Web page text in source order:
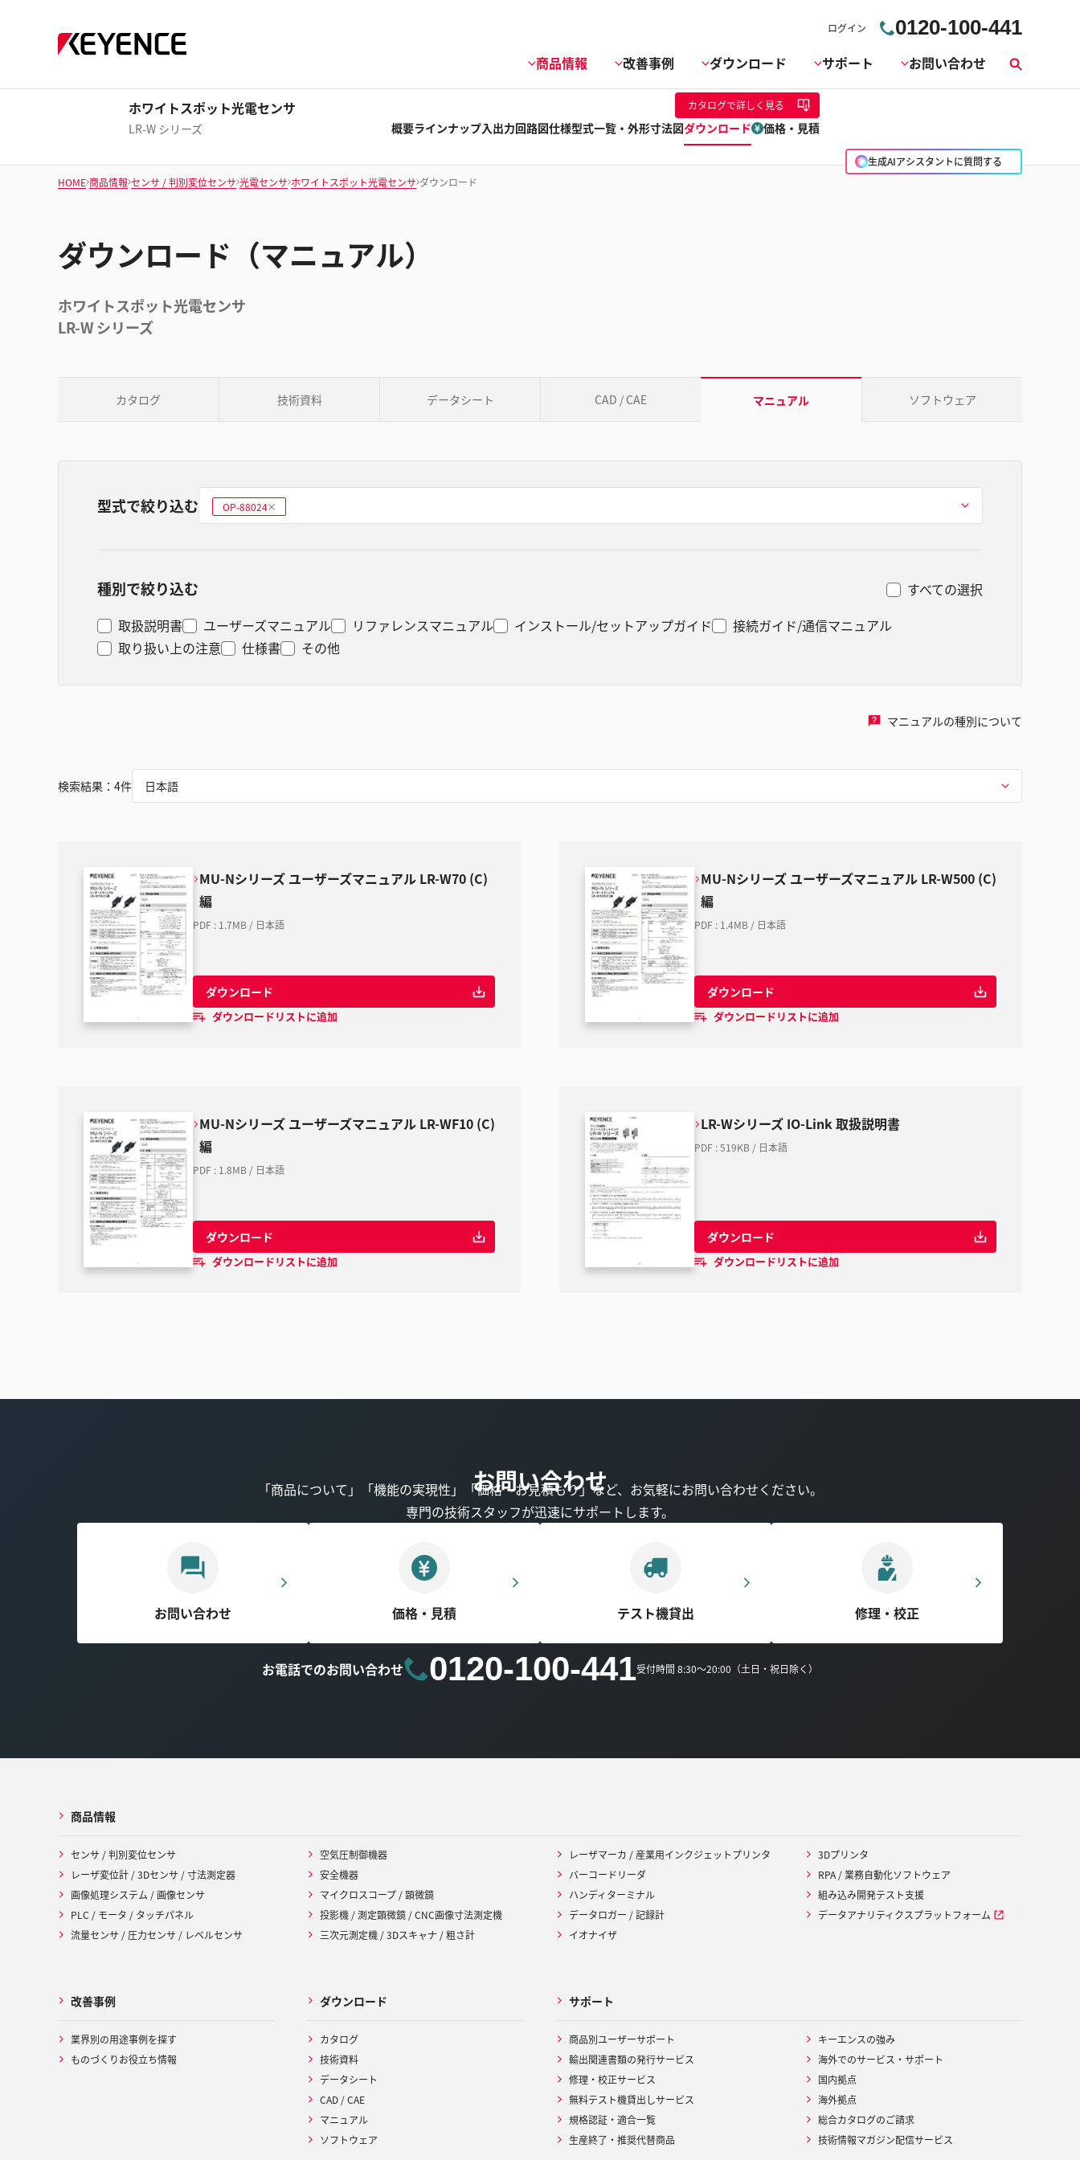
ログイン 0120-100-441
商品情報 改善事例 ダウンロード サポート お問い合わせ
索
ホワイトスポット光電センサ
LR-W シリーズ
生成AIアシスタントに質問する
カタログで詳しく見る
概要ラインナップ入出力回路図仕様型式一覧・外形寸法図ダウンロード 価格・見積
HOME 商品情報 センサ / 判別変位センサ 光電センサ ホワイトスポット光電センサ ダウンロード
ダウンロード（マニュアル）
ホワイトスポット光電センサ
LR-W シリーズ
カタログ 技術資料 データシート CAD / CAE マニュアル ソフトウェア
型式で絞り込む 型式を選ぶ
OP-88024削
除
種別で絞り込む
取扱説明書 ユーザーズマニュアル リファレンスマニュアル インストール/セットアップガイド
接続ガイド/通信マニュアル
取り扱い上の注意
仕様書 その他
すべての選択
マニュアルの種別について
検索結果： 4件 日本語
MU-Nシリーズ ユーザーズマニュアル LR-W70 (C)
編
PDF : 1.7MB / 日本語
ダウンロード
ダウンロードリストに追加
MU-Nシリーズ ユーザーズマニュアル LR-W500 (C)
編
PDF : 1.4MB / 日本語
ダウンロード
ダウンロードリストに追加
MU-Nシリーズ ユーザーズマニュアル LR-WF10 (C)
編
PDF : 1.8MB / 日本語
ダウンロード
ダウンロードリストに追加
LR-Wシリーズ IO-Link 取扱説明書
PDF :519KB / 日本語
ダウンロード
ダウンロードリストに追加
お問い合わせ
「商品について」「機能の実現性」「価格・お見積もり」など、お気軽にお問い合わせください。
専門の技術スタッフが迅速にサポートします。
お問い合わせ 価格・見積 テスト機貸出 修理・校正
お電話でのお問い合わせ 0120-100-441受付時間 8:30～20:00（土日・祝日除く）
商品情報
センサ / 判別変位センサ
レーザ変位計 / 3Dセンサ / 寸法測定器
画像処理システム / 画像センサ
PLC / モータ / タッチパネル
流量センサ / 圧力センサ / レベルセンサ
空気圧制御機器
安全機器
マイクロスコープ / 顕微鏡
投影機 / 測定顕微鏡 / CNC画像寸法測定機
三次元測定機 / 3Dスキャナ / 粗さ計
レーザマーカ / 産業用インクジェットプリンタ
バーコードリーダ
ハンディターミナル
データロガー / 記録計
イオナイザ
3Dプリンタ
RPA / 業務自動化ソフトウェア
組み込み開発テスト支援
データアナリティクスプラットフォーム
改善事例
業界別の用途事例を探す
ものづくりお役立ち情報
ダウンロード
カタログ
技術資料
データシート
CAD / CAE
マニュアル
ソフトウェア
サポート
商品別ユーザーサポート
輸出関連書類の発行サービス
修理・校正サービス
無料テスト機貸出しサービス
規格認証・適合一覧
生産終了・推奨代替商品
キーエンスの強み
海外でのサービス・サポート
国内拠点
海外拠点
総合カタログのご請求
技術情報マガジン配信サービス